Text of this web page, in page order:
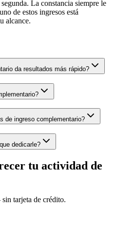
La constancia siempre le
de estos ingresos está
alcance.
da resultados más rápido?
de ingreso complementario?
dedicarle?
tu actividad de
tarjeta de crédito.